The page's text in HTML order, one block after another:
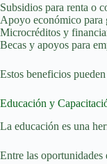
Subsidios para renta o
Apoyo económico para
Microcréditos y
Becas y apoyos para
Estos beneficios
Educación y
La educación es una
Entre las oportunidades